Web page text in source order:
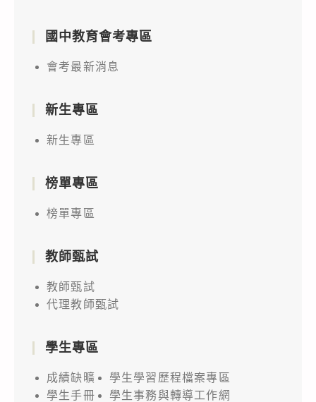
國中教育會考專區
會考最新消息
新生專區
新生專區
榜單專區
榜單專區
教師甄試
教師甄試
代理教師甄試
學生專區
成績缺曠
學生學習歷程檔案專區
學生手冊
學生事務與轉導工作網